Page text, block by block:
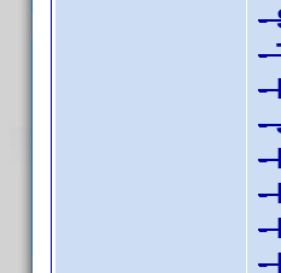
-
-
-
-
-
-
-
-